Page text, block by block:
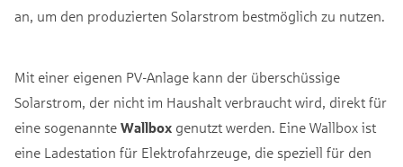
an, um den produzierten Solarstrom bestmöglich zu nutzen.
Mit einer eigenen PV-Anlage kann der überschüssige
Solarstrom, der nicht im Haushalt verbraucht wird, direkt für
eine sogenannte Wallbox genutzt werden. Eine Wallbox ist
eine Ladestation für Elektrofahrzeuge, die speziell für den